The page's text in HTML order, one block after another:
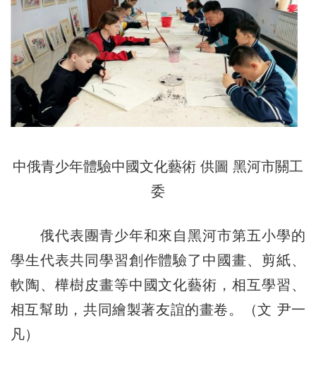
中俄青少年體驗中國文化藝術 供圖 黑河市關工
委
俄代表團青少年和來自黑河市第五小學的
學生代表共同學習創作體驗了中國畫、剪紙、
軟陶、樺樹皮畫等中國文化藝術，相互學習、
相互幫助，共同繪製著友誼的畫卷。（文 尹一
凡）